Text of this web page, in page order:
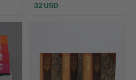
32 USD